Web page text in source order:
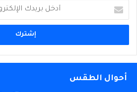
بريدك
الإلكتروني
أحوال الطقس